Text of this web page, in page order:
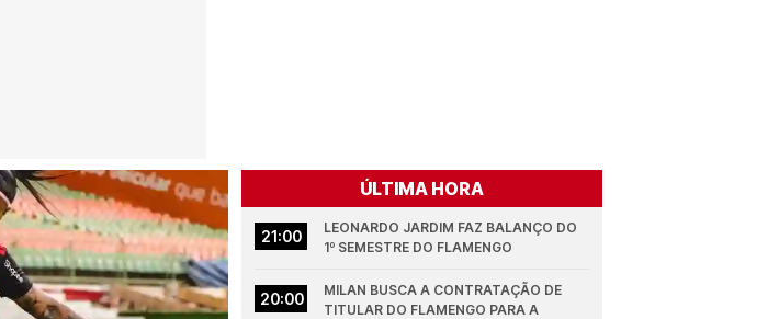
ÚLTIMA HORA
21:00
LEONARDO JARDIM FAZ BALANÇO DO
1º SEMESTRE DO FLAMENGO
20:00
MILAN BUSCA A CONTRATAÇÃO DE
TITULAR DO FLAMENGO PARA A